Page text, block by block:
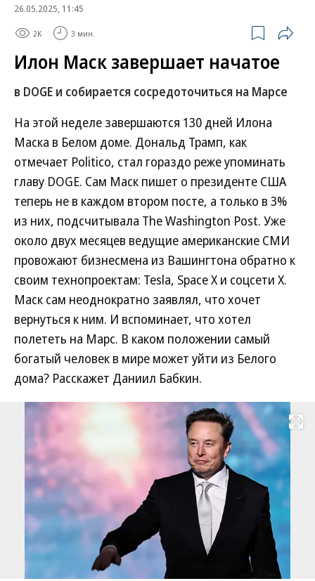
26.05.2025, 11:45
2K 3 мин.
Илон Маск завершает начатое
в DOGE и собирается сосредоточиться на Марсе
На этой неделе завершаются 130 дней Илона
Маска в Белом доме. Дональд Трамп, как
отмечает Politico, стал гораздо реже упоминать
главу DOGE. Сам Маск пишет о президенте США
теперь не в каждом втором посте, а только в 3%
из них, подсчитывала The Washington Post. Уже
около двух месяцев ведущие американские СМИ
провожают бизнесмена из Вашингтона обратно к
своим технопроектам: Tesla, Space X и соцсети X.
Маск сам неоднократно заявлял, что хочет
вернуться к ним. И вспоминает, что хотел
полететь на Марс. В каком положении самый
богатый человек в мире может уйти из Белого
дома? Расскажет Даниил Бабкин.
Развернуть